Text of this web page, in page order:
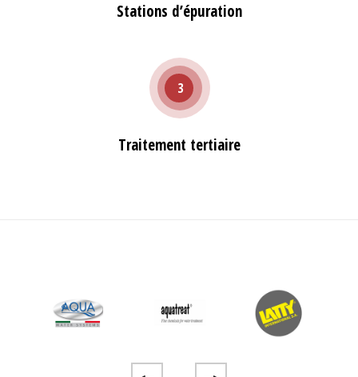
Stations d’épuration
3
Traitement tertiaire